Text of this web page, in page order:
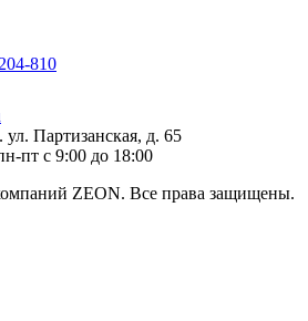
810
ул. Партизанская, д. 65
пт с 9:00 до 18:00
ZEON. Все права защищены.